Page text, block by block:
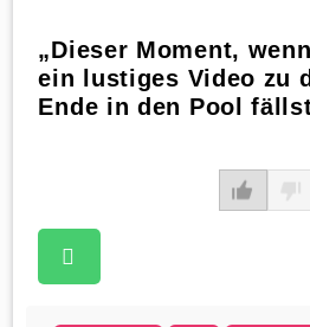
„Dieser Moment,
ein lustiges Video zu
Ende in den Pool